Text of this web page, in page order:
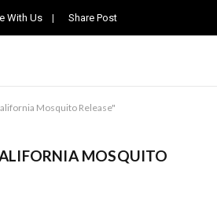
With Us | Share Post
Mosquito Release"
MOSQUITO